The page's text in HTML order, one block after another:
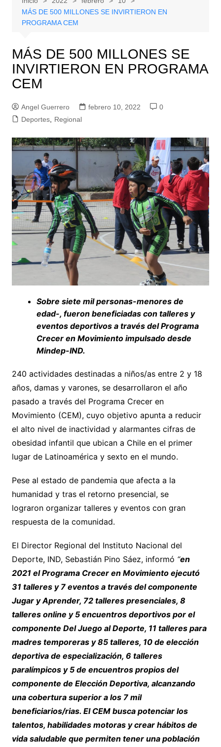
MÁS DE 500 MILLONES SE INVIRTIERON EN
PROGRAMA CEM
MÁS DE 500 MILLONES SE
INVIRTIERON EN PROGRAMA
CEM
Angel Guerrero febrero 10, 2022
0
Deportes, Regional
Sobre siete mil personas-menores de
edad-, fueron beneficiadas con talleres y
eventos deportivos a través del Programa
Crecer en Movimiento impulsado desde
Mindep-IND.
240 actividades destinadas a niños/as entre 2 y 18
años, damas y varones, se desarrollaron el año
pasado a través del Programa Crecer en
Movimiento (CEM), cuyo objetivo apunta a reducir
el alto nivel de inactividad y alarmantes cifras de
obesidad infantil que ubican a Chile en el primer
lugar de Latinoamérica y sexto en el mundo.
Pese al estado de pandemia que afecta a la
humanidad y tras el retorno presencial, se
lograron organizar talleres y eventos con gran
respuesta de la comunidad.
El Director Regional del Instituto Nacional del
Deporte, IND, Sebastián Pino Sáez, informó “en
2021 el Programa Crecer en Movimiento ejecutó
31 talleres y 7 eventos a través del componente
Jugar y Aprender, 72 talleres presenciales, 8
talleres online y 5 encuentros deportivos por el
componente Del Juego al Deporte, 11 talleres para
madres temporeras y 85 talleres, 10 de elección
deportiva de especialización, 6 talleres
paralímpicos y 5 de encuentros propios del
componente de Elección Deportiva, alcanzando
una cobertura superior a los 7 mil
beneficiarios/rias. El CEM busca potenciar los
talentos, habilidades motoras y crear hábitos de
vida saludable que permiten tener una población